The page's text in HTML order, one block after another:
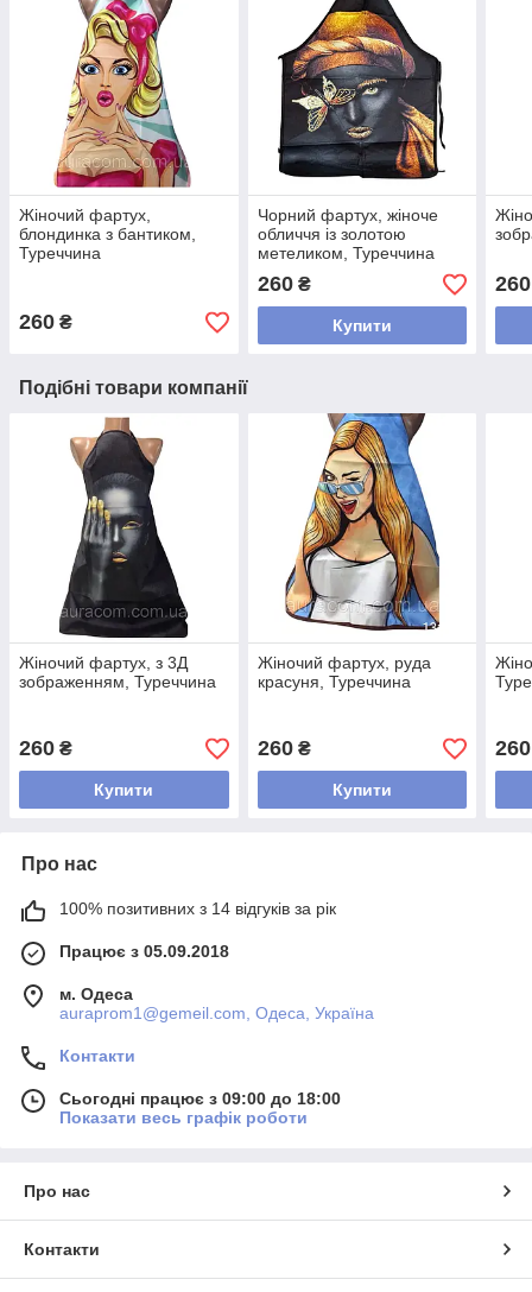
Жіночий фартух,
блондинка з бантиком,
Туреччина
260 ₴
Чорний фартух, жіноче
обличчя із золотою
метеликом, Туреччина
260₴
Купити
260
Подібні товари компанії
Жіночий фартух, з 3Д
зображенням, Туреччина
260 ₴
Купити
Жіночий фартух, руда
красуня, Туреччина
260₴
Купити
260
Про нас
100% позитивних з 14 відгуків за рік
Працює з 05.09.2018
м. Одеса
auraprom1@gemeil.com, Одеса, Україна
Контакти
Сьогодні працює з 09:00 до 18:00
Показати весь графік роботи
Про нас
Контакти